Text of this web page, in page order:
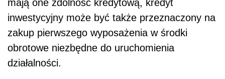
mają one zdolność kredytową, kredyt
inwestycyjny może być także przeznaczony na
zakup pierwszego wyposażenia w środki
obrotowe niezbędne do uruchomienia
działalności.